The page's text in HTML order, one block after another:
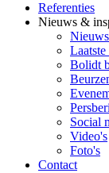
Referenties
Nieuws &
Nieuws
Bolidt
Social
Video's
Foto's
Contact